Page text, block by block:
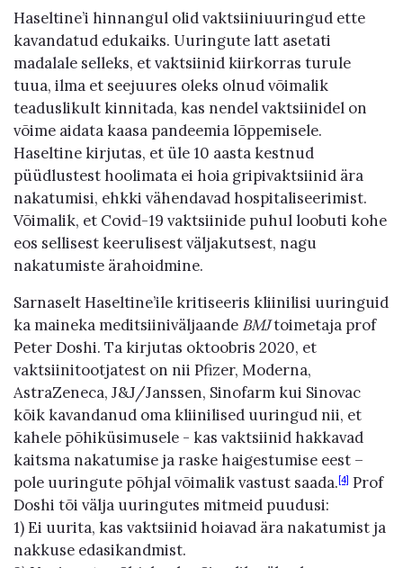
Haseltine’i hinnangul olid vaktsiiniuuringud ette
kavandatud edukaiks. Uuringute latt asetati
madalale selleks, et vaktsiinid kiirkorras turule
tuua, ilma et seejuures oleks olnud võimalik
teaduslikult kinnitada, kas nendel vaktsiinidel on
võime aidata kaasa pandeemia lõppemisele.
Haseltine kirjutas, et üle 10 aasta kestnud
püüdlustest hoolimata ei hoia gripivaktsiinid ära
nakatumisi, ehkki vähendavad hospitaliseerimist.
Võimalik, et Covid-19 vaktsiinide puhul loobuti kohe
eos sellisest keerulisest väljakutsest, nagu
nakatumiste ärahoidmine.
Sarnaselt Haseltine’ile kritiseeris kliinilisi uuringuid
ka maineka meditsiiniväljaande BMJtoimetaja prof
Peter Doshi. Ta kirjutas oktoobris 2020, et
vaktsiinitootjatest on nii Pfizer, Moderna,
AstraZeneca, J&J/Janssen, Sinofarm kui Sinovac
kõik kavandanud oma kliinilised uuringud nii, et
kahele põhiküsimusele - kas vaktsiinid hakkavad
kaitsma nakatumise ja raske haigestumise eest –
pole uuringute põhjal võimalik vastust saada.[4] Prof
Doshi tõi välja uuringutes mitmeid puudusi:
1) Ei uurita, kas vaktsiinid hoiavad ära nakatumist ja
nakkuse edasikandmist.